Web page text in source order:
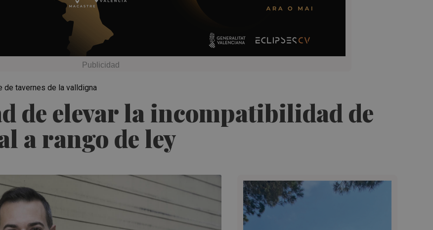
de elevar la incompatibilidad de
a rango de ley
de tavernes de la valldigna